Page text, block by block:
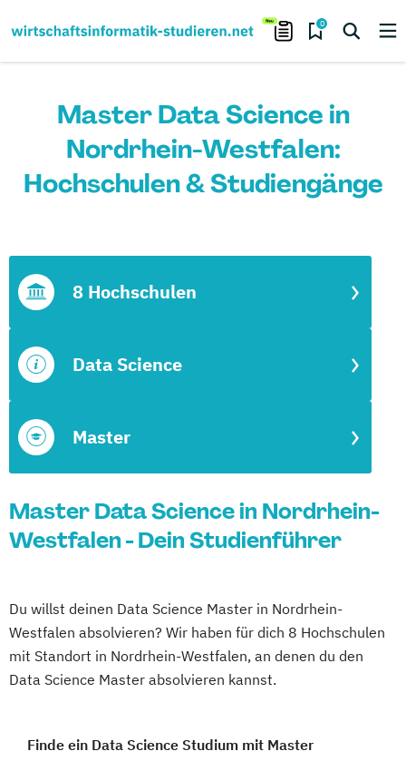
0
Master Data Science in
Nordrhein-Westfalen:
Hochschulen & Studiengänge
Master
Data Science
8 Hochschulen
Master Data Science in Nordrhein-
Westfalen - Dein Studienführer
Du willst deinen Data Science Master in Nordrhein-
Westfalen absolvieren? Wir haben für dich 8 Hochschulen
mit Standort in Nordrhein-Westfalen, an denen du den
Data Science Master absolvieren kannst.
Finde ein Data Science Studium mit Master